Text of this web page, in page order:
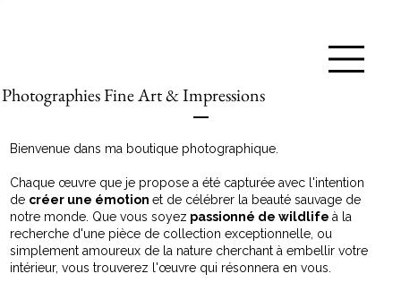
Photographies Fine Art & Impressions
Bienvenue dans ma boutique photographique.
Chaque œuvre que je propose a été capturée avec l'intention
de créer une émotionet de célébrer la beauté sauvage de
notre monde. Que vous soyez passionné de wildlifeà la
recherche d'une pièce de collection exceptionnelle, ou
simplement amoureux de la nature cherchant à embellir votre
intérieur, vous trouverez l'œuvre qui résonnera en vous.